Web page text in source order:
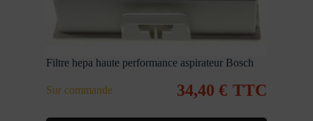
Filtre hepa haute performance aspirateur Bosch
Sur commande 34,40 € TTC